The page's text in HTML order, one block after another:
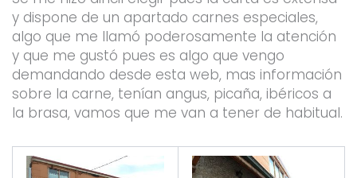
y dispone de un apartado carnes especiales,
algo que me llamó poderosamente la atención
y que me gustó pues es algo que vengo
demandando desde esta web, mas información
sobre la carne, tenían angus, picaña, ibéricos a
la brasa, vamos que me van a tener de habitual.